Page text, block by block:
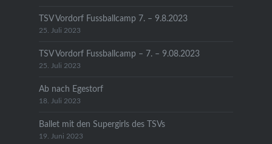
TSV Vordorf Fussballcamp 7. – 9.8.2023
25. Juli 2023
TSV Vordorf Fussballcamp – 7. – 9.08.2023
25. Juli 2023
Ab nach Egestorf
18. Juli 2023
Ballet mit den Supergirls des TSVs
19. Juni 2023